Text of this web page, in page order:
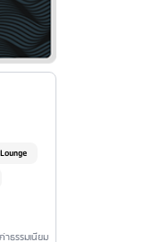
ม่เกิน
ส 20
ค่าธรรมเนียม